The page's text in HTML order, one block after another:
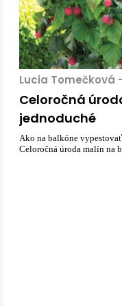
Lucia Tomečková
Celoročná
jednoduché
Ako na balkóne
Celoročná úroda malín na